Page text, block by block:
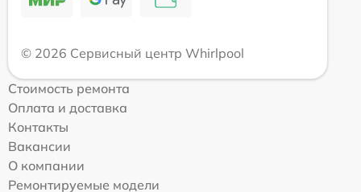
© 2026 Сервисный центр Whirlpool
Стоимость ремонта
Оплата и доставка
Контакты
Вакансии
О компании
Ремонтируемые модели